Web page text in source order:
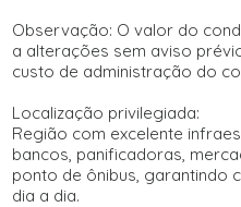
Observação: O valor do
a alterações sem aviso
custo de administração do
Localização privilegiada:
Região com excelente
bancos, panificadoras,
ponto de ônibus, garantindo
dia a dia.